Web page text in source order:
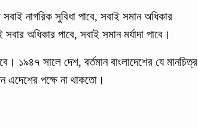
নাগরিক সুবিধা পাবে, সবাই সমান অধিকার
অধিকার পাবে, সবাই সমান মর্যাদা পাবে।
১৯৪৭ সালে দেশ, বর্তমান বাংলাদেশের যে মানচিত্র
এদেশের পক্ষে না থাকতো।